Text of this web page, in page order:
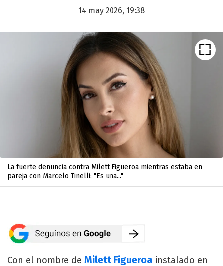
14 may 2026, 19:38
La fuerte denuncia contra Milett Figueroa mientras estaba en
pareja con Marcelo Tinelli: "Es una..."
Con el nombre de Milett Figueroa instalado en